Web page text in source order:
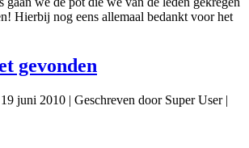
Hierbij nog eens allemaal bedankt voor het
gevonden
juni 2010 | Geschreven door Super User|